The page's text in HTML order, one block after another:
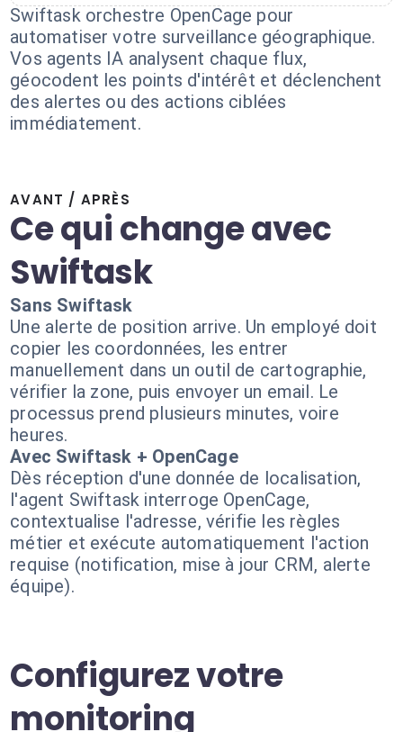
Swiftask orchestre OpenCage pour
automatiser votre surveillance géographique.
Vos agents IA analysent chaque flux,
géocodent les points d'intérêt et déclenchent
des alertes ou des actions ciblées
immédiatement.
AVANT / APRÈS
Ce qui change avec
Swiftask
Sans Swiftask
Une alerte de position arrive. Un employé doit
copier les coordonnées, les entrer
manuellement dans un outil de cartographie,
vérifier la zone, puis envoyer un email. Le
processus prend plusieurs minutes, voire
heures.
Avec Swiftask + OpenCage
Dès réception d'une donnée de localisation,
l'agent Swiftask interroge OpenCage,
contextualise l'adresse, vérifie les règles
métier et exécute automatiquement l'action
requise (notification, mise à jour CRM, alerte
équipe).
Configurez votre
monitoring